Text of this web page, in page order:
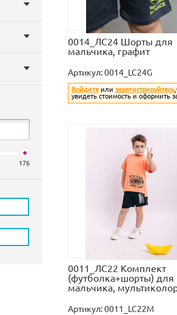
176
0014_ЛС24 Шорты для
мальчика, графит
Артикул:0014_LC24G
Войдите или зарегистрируйтесь
увидеть стоимость и оформить
0011_ЛС22 Комплект
(футболка+шорты) для
мальчика,
Артикул:0011_LC22M